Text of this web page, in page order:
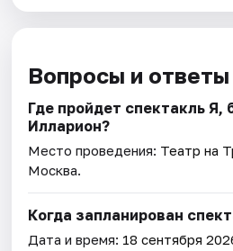
Вопросы и ответы
Где пройдет спектакль Я,
Илларион?
Место проведения: Театр на
Москва.
Когда запланирован
Дата и время: 18 сентября